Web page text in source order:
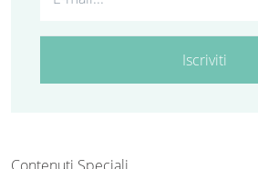
Iscriviti